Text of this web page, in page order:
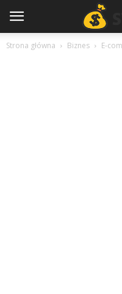
Strona główna Biznes E-